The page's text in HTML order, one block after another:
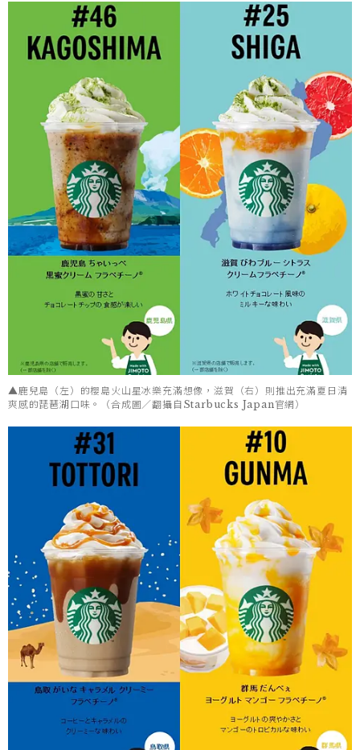
▲鹿兒島（左）的櫻島火山星冰樂充滿想像，滋賀（右）則推出充滿夏日清
爽感的琵琶湖口味。（合成圖／翻攝自Starbucks Japan官網）